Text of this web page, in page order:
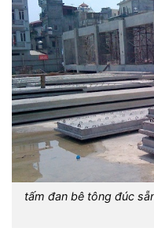
tấm đan bê tông đúc